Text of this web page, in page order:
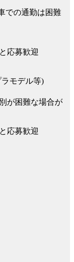
での通勤は困難
応募歓迎
モデル等)
が困難な場合が
応募歓迎